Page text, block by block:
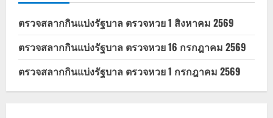
ตรวจสลากกินแบ่งรัฐบาล ตรวจหวย 1 สิงหาคม 2569
ตรวจสลากกินแบ่งรัฐบาล ตรวจหวย 16 กรกฎาคม 2569
ตรวจสลากกินแบ่งรัฐบาล ตรวจหวย 1 กรกฎาคม 2569